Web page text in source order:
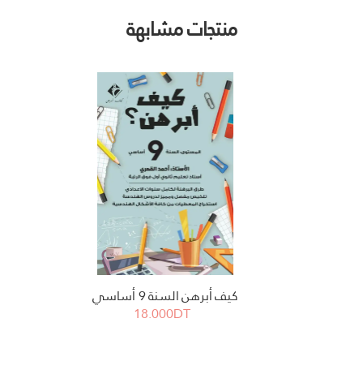
منتجات مشابهة
كيف أبرهن السنة 9 أساسي
18.000DT